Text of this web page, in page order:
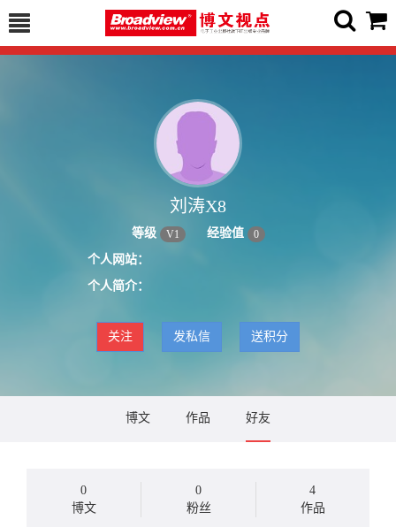
刘涛X8
等级 V1 经验值 0
个人网站：
个人简介：
关注 发私信 送积分
博文 作品 好友
0
博文
0
粉丝
4
作品